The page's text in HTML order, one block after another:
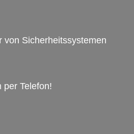
von Sicherheitssystemen
per Telefon!